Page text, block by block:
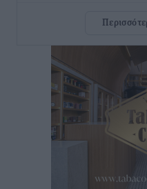
ΣΕΤΕ: Σημαντική
για τον τουρισμό
Ειδήσεις•
Γ. Χατζημάρκος: “Δύο
Γεωργιάδη” – Κίνητρα
και συνεργασία Ρόδου